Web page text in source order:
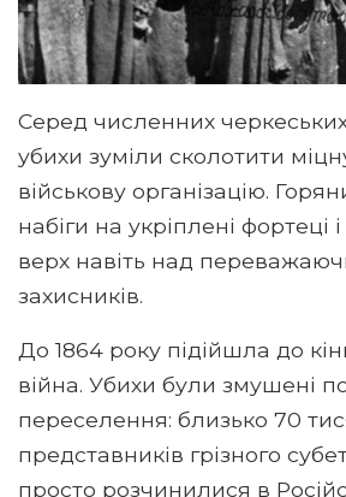
Серед численних
убихи зуміли сколотити
військову організацію.
набіги на укріплені фортеці
верх навіть над
захисників.
До 1864 року підійшла до
війна. Убихи були змушені
переселення: близько 70
представників грізного
просто розчинилися в